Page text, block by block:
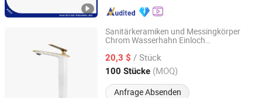
Sanitärkeramiken und Messingkörper
Chrom Wasserhahn Einloch
20,3 $ / Stück
100 Stücke (MOQ)
Anfrage Absenden
Wenzhou Oupai Sanitary Wares Co., Ltd.
Seit 2016